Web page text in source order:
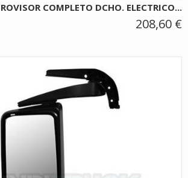
COMPLETO DCHO. ELECTRICO...
208,60 €